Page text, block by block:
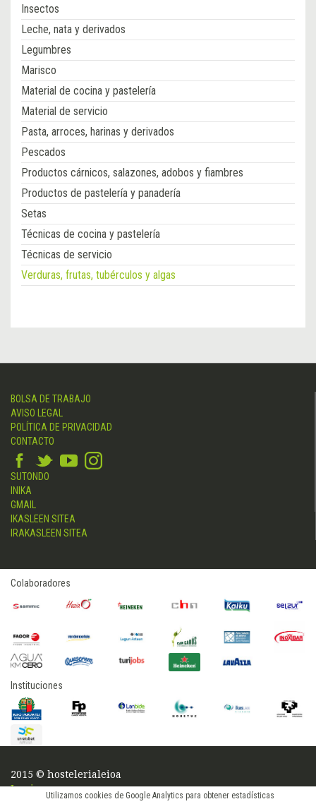
Utilizamos cookies de Google Analytics para obtener estadísticas
Insectos
Leche, nata y derivados
Legumbres
Marisco
Material de cocina y pastelería
Material de servicio
Pasta, arroces, harinas y derivados
Pescados
Productos cárnicos, salazones, adobos y fiambres
Productos de pastelería y panadería
Setas
Técnicas de cocina y pastelería
Técnicas de servicio
Verduras, frutas, tubérculos y algas
BOLSA DE TRABAJO
AVISO LEGAL
POLÍTICA DE PRIVACIDAD
CONTACTO
SUTONDO
INIKA
GMAIL
IKASLEEN SITEA
IRAKASLEEN SITEA
Colaboradores
Instituciones
2015 © hostelerialeioa
Log in